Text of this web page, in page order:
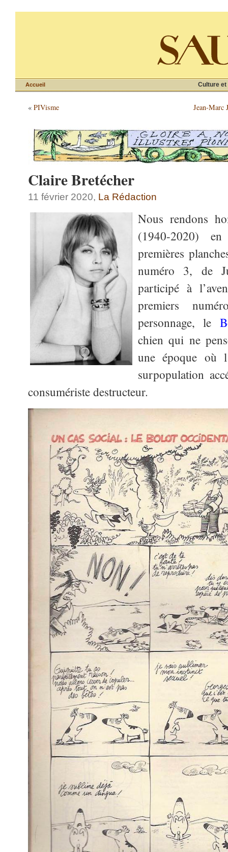
Culture et
Accueil
« PIVisme Jean-Marc
Claire Bretécher
11 février 2020, La Rédaction
Nous rendons
(1940-2020)
premières
numéro 3, de
participé à
premiers
personnage, le
chien qui ne
une époque où
surpopulation
consumériste destructeur.